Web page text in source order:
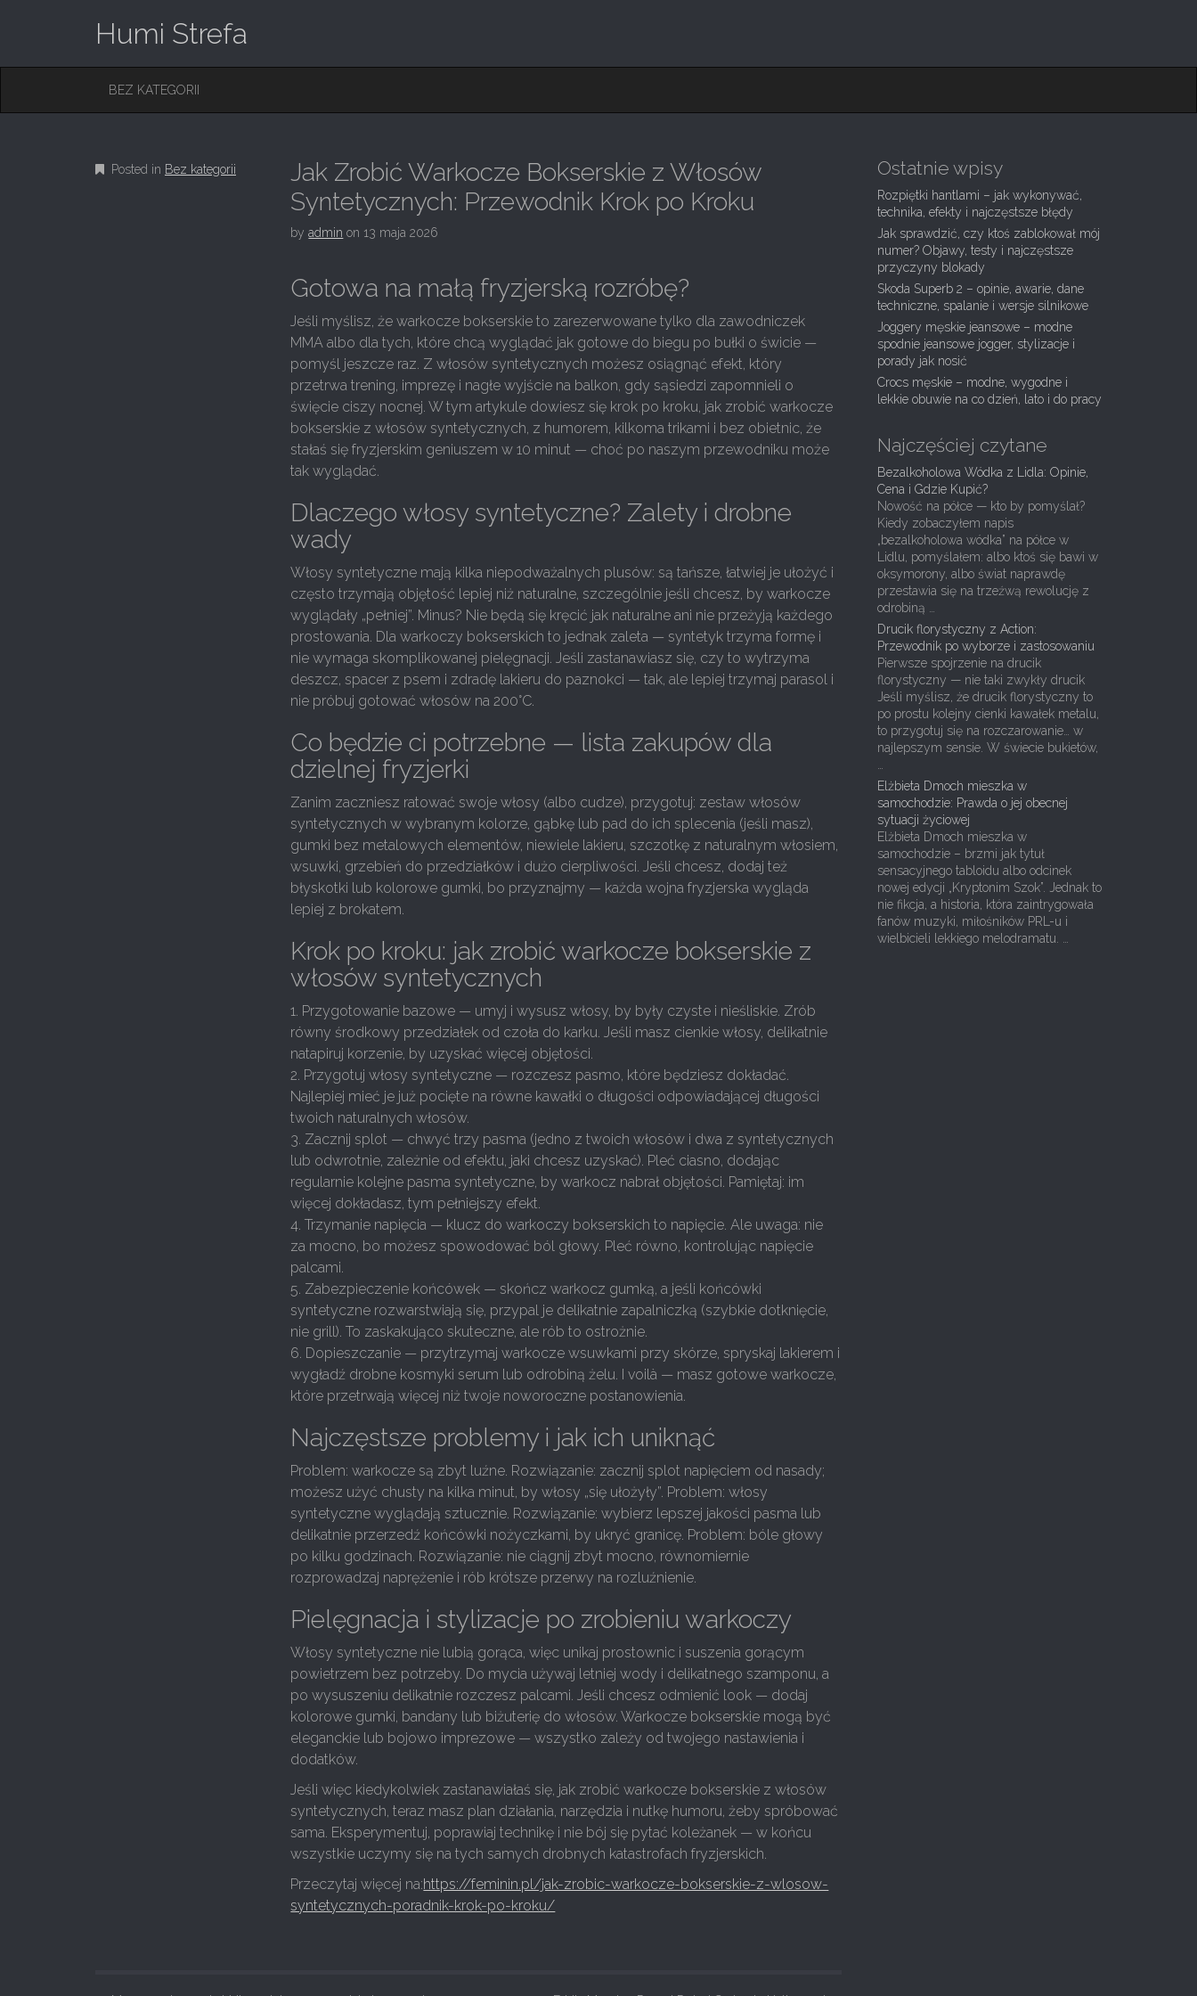
Humi Strefa
M
M
C
BEZ KATEGORII
Posted in Bez kategorii
Jak Zrobić Warkocze Bokserskie z Włosów
Syntetycznych: Przewodnik Krok po Kroku
byadmin on 13 maja 2026
Gotowa na małą fryzjerską rozróbę?
Jeśli myślisz, że warkocze bokserskie to zarezerwowane tylko dla zawodniczek
MMA albo dla tych, które chcą wyglądać jak gotowe do biegu po bułki o świcie —
pomyśl jeszcze raz. Z włosów syntetycznych możesz osiągnąć efekt, który
przetrwa trening, imprezę i nagłe wyjście na balkon, gdy sąsiedzi zapomnieli o
święcie ciszy nocnej. W tym artykule dowiesz się krok po kroku, jak zrobić warkocze
bokserskie z włosów syntetycznych, z humorem, kilkoma trikami i bez obietnic, że
stałaś się fryzjerskim geniuszem w 10 minut — choć po naszym przewodniku może
tak wyglądać.
Dlaczego włosy syntetyczne? Zalety i drobne
wady
Włosy syntetyczne mają kilka niepodważalnych plusów: są tańsze, łatwiej je ułożyć i
często trzymają objętość lepiej niż naturalne, szczególnie jeśli chcesz, by warkocze
wyglądały „pełniej”. Minus? Nie będą się kręcić jak naturalne ani nie przeżyją każdego
prostowania. Dla warkoczy bokserskich to jednak zaleta — syntetyk trzyma formę i
nie wymaga skomplikowanej pielęgnacji. Jeśli zastanawiasz się, czy to wytrzyma
deszcz, spacer z psem i zdradę lakieru do paznokci — tak, ale lepiej trzymaj parasol i
nie próbuj gotować włosów na 200°C.
Co będzie ci potrzebne — lista zakupów dla
dzielnej fryzjerki
Zanim zaczniesz ratować swoje włosy (albo cudze), przygotuj: zestaw włosów
syntetycznych w wybranym kolorze, gąbkę lub pad do ich splecenia (jeśli masz),
gumki bez metalowych elementów, niewiele lakieru, szczotkę z naturalnym włosiem,
wsuwki, grzebień do przedziałków i dużo cierpliwości. Jeśli chcesz, dodaj też
błyskotki lub kolorowe gumki, bo przyznajmy — każda wojna fryzjerska wygląda
lepiej z brokatem.
Krok po kroku: jak zrobić warkocze bokserskie z
włosów syntetycznych
1. Przygotowanie bazowe — umyj i wysusz włosy, by były czyste i nieśliskie. Zrób
równy środkowy przedziałek od czoła do karku. Jeśli masz cienkie włosy, delikatnie
natapiruj korzenie, by uzyskać więcej objętości.
2. Przygotuj włosy syntetyczne — rozczesz pasmo, które będziesz dokładać.
Najlepiej mieć je już pocięte na równe kawałki o długości odpowiadającej długości
twoich naturalnych włosów.
3. Zacznij splot — chwyć trzy pasma (jedno z twoich włosów i dwa z syntetycznych
lub odwrotnie, zależnie od efektu, jaki chcesz uzyskać). Pleć ciasno, dodając
regularnie kolejne pasma syntetyczne, by warkocz nabrał objętości. Pamiętaj: im
więcej dokładasz, tym pełniejszy efekt.
4. Trzymanie napięcia — klucz do warkoczy bokserskich to napięcie. Ale uwaga: nie
za mocno, bo możesz spowodować ból głowy. Pleć równo, kontrolując napięcie
palcami.
5. Zabezpieczenie końcówek — skończ warkocz gumką, a jeśli końcówki
syntetyczne rozwarstwiają się, przypal je delikatnie zapalniczką (szybkie dotknięcie,
nie grill). To zaskakująco skuteczne, ale rób to ostrożnie.
6. Dopieszczanie — przytrzymaj warkocze wsuwkami przy skórze, spryskaj lakierem i
wygładź drobne kosmyki serum lub odrobiną żelu. I voilà — masz gotowe warkocze,
które przetrwają więcej niż twoje noworoczne postanowienia.
Najczęstsze problemy i jak ich uniknąć
Problem: warkocze są zbyt luźne. Rozwiązanie: zacznij splot napięciem od nasady;
możesz użyć chusty na kilka minut, by włosy „się ułożyły”. Problem: włosy
syntetyczne wyglądają sztucznie. Rozwiązanie: wybierz lepszej jakości pasma lub
delikatnie przerzedź końcówki nożyczkami, by ukryć granicę. Problem: bóle głowy
po kilku godzinach. Rozwiązanie: nie ciągnij zbyt mocno, równomiernie
rozprowadzaj naprężenie i rób krótsze przerwy na rozluźnienie.
Pielęgnacja i stylizacje po zrobieniu warkoczy
Włosy syntetyczne nie lubią gorąca, więc unikaj prostownic i suszenia gorącym
powietrzem bez potrzeby. Do mycia używaj letniej wody i delikatnego szamponu, a
po wysuszeniu delikatnie rozczesz palcami. Jeśli chcesz odmienić look — dodaj
kolorowe gumki, bandany lub biżuterię do włosów. Warkocze bokserskie mogą być
eleganckie lub bojowo imprezowe — wszystko zależy od twojego nastawienia i
dodatków.
Jeśli więc kiedykolwiek zastanawiałaś się, jak zrobić warkocze bokserskie z włosów
syntetycznych, teraz masz plan działania, narzędzia i nutkę humoru, żeby spróbować
sama. Eksperymentuj, poprawiaj technikę i nie bój się pytać koleżanek — w końcu
wszystkie uczymy się na tych samych drobnych katastrofach fryzjerskich.
Przeczytaj więcej na:https://feminin.pl/jak-zrobic-warkocze-bokserskie-z-wlosow-
syntetycznych-poradnik-krok-po-kroku/
Ostatnie wpisy
Rozpiętki hantlami – jak wykonywać,
technika, efekty i najczęstsze błędy
Jak sprawdzić, czy ktoś zablokował mój
numer? Objawy, testy i najczęstsze
przyczyny blokady
Skoda Superb 2 – opinie, awarie, dane
techniczne, spalanie i wersje silnikowe
Joggery męskie jeansowe – modne
spodnie jeansowe jogger, stylizacje i
porady jak nosić
Crocs męskie – modne, wygodne i
lekkie obuwie na co dzień, lato i do pracy
Najczęściej czytane
Bezalkoholowa Wódka z Lidla: Opinie,
Cena i Gdzie Kupić?
Nowość na półce — kto by pomyślał?
Kiedy zobaczyłem napis
„bezalkoholowa wódka” na półce w
Lidlu, pomyślałem: albo ktoś się bawi w
oksymorony, albo świat naprawdę
przestawia się na trzeźwą rewolucję z
odrobiną …
Drucik florystyczny z Action:
Przewodnik po wyborze i zastosowaniu
Pierwsze spojrzenie na drucik
florystyczny — nie taki zwykły drucik
Jeśli myślisz, że drucik florystyczny to
po prostu kolejny cienki kawałek metalu,
to przygotuj się na rozczarowanie… w
najlepszym sensie. W świecie bukietów,
Elżbieta Dmoch mieszka w
samochodzie: Prawda o jej obecnej
sytuacji życiowej
Elżbieta Dmoch mieszka w
samochodzie – brzmi jak tytuł
sensacyjnego tabloidu albo odcinek
nowej edycji „Kryptonim Szok”. Jednak to
nie fikcja, a historia, która zaintrygowała
fanów muzyki, miłośników PRL-u i
wielbicieli lekkiego melodramatu. …